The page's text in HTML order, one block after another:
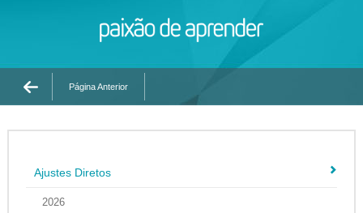
Página Anterior
Ajustes Diretos
2026